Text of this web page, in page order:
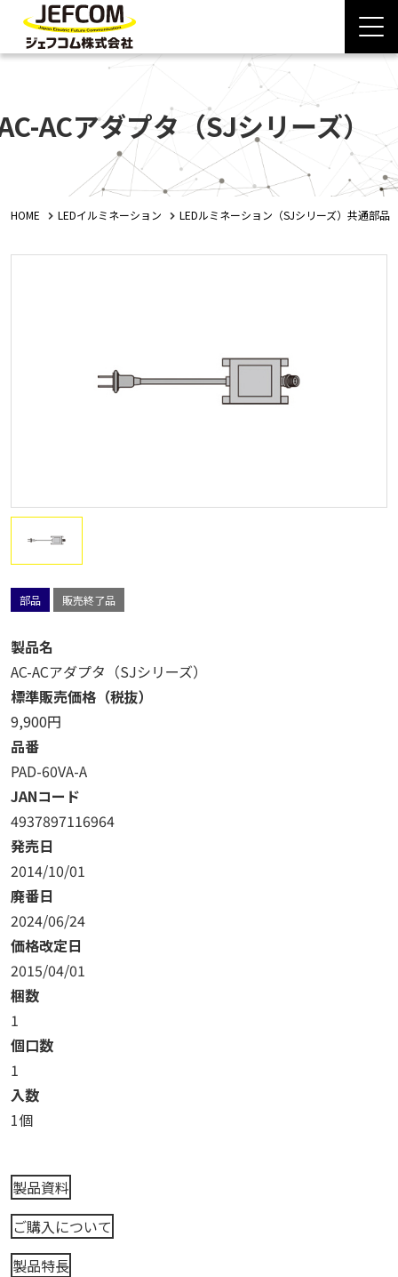
ACアダプタ（SJシリーズ）
HOME LEDイルミネーション LEDルミネーション（SJシリーズ）共通部品
部品 販売終了品
製品名
AC-ACアダプタ（SJシリーズ）
標準販売価格（税抜）
9,900円
品番
PAD-60VA-A
JANコード
4937897116964
発売日
2014/10/01
廃番日
2024/06/24
価格改定日
2015/04/01
梱数
1
個口数
1
入数
1個
製品資料
ご購入について
製品特長